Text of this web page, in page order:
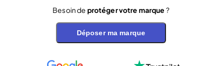
Besoin de protéger votre marque ?
Déposer ma marque